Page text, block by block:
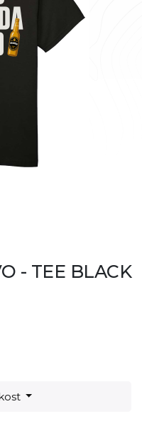
- TEE BLACK